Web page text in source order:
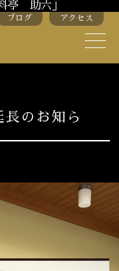
亭 助六」
ブログ アクセス
のお知ら
舞台のご利用